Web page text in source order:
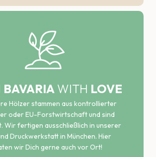
BAVARIAWITH LOVE
Hölzer stammen aus kontrollierter
oder EU-Forstwirtschaft und sind
Wir fertigen ausschließlich in unserer
Druckwerkstatt in München. Hier
wir Dich gerne auch vor Ort!